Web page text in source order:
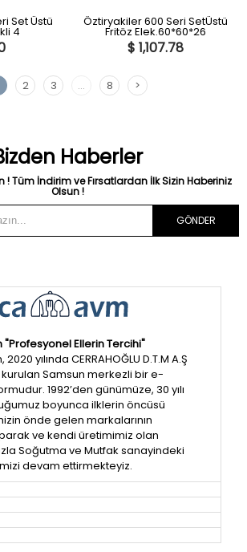
Set Üstü
4
Öztiryakiler 600 Seri SetÜstü
Fritöz Elek.60*60*26
$ 1,107.78
2 3 ... 8 >
Haberler
! Tüm İndirim ve Fırsatlardan İlk Sizin Haberiniz
Olsun !
GÖNDER
"Profesyonel Ellerin Tercihi"
yılında CERRAHOĞLU D.T.M A.Ş
Samsun merkezli bir e-
1992’den günümüze, 30 yılı
boyunca ilklerin öncüsü
önde gelen markalarının
ve kendi üretimimiz olan
Soğutma ve Mutfak sanayindeki
devam ettirmekteyiz.